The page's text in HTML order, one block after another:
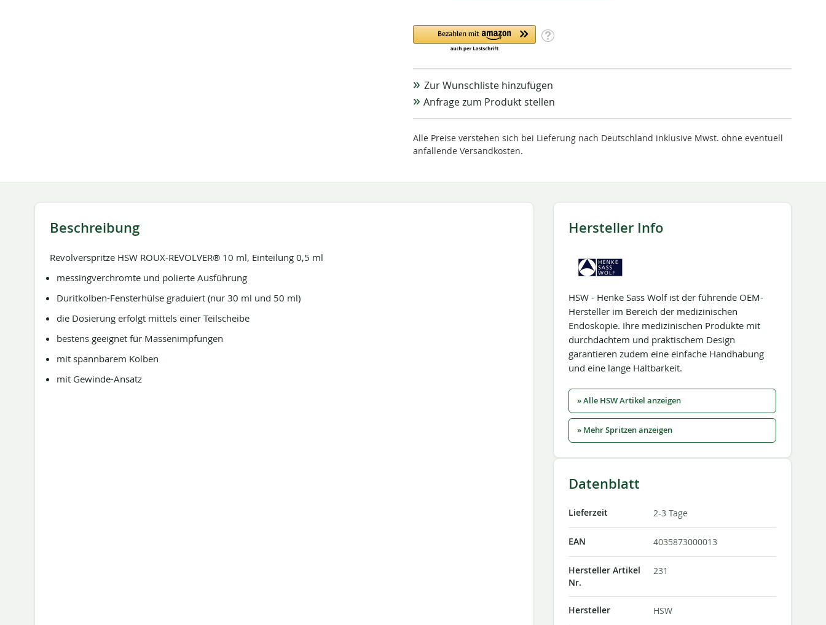
Zur Wunschliste hinzufügen
Anfrage zum Produkt stellen
Alle Preise verstehen sich bei Lieferung nach Deutschland inklusive Mwst. ohne eventuell
anfallende Versandkosten.
Beschreibung
Revolverspritze HSW ROUX-REVOLVER® 10 ml, Einteilung 0,5 ml
messingverchromte und polierte Ausführung
Duritkolben-Fensterhülse graduiert (nur 30 ml und 50 ml)
die Dosierung erfolgt mittels einer Teilscheibe
bestens geeignet für Massenimpfungen
mit spannbarem Kolben
mit Gewinde-Ansatz
Hersteller Info
HSW - Henke Sass Wolf ist der führende OEM-
Hersteller im Bereich der medizinischen
Endoskopie. Ihre medizinischen Produkte mit
durchdachtem und praktischem Design
garantieren zudem eine einfache Handhabung
und eine lange Haltbarkeit.
» Alle HSW Artikel anzeigen
» Mehr Spritzen anzeigen
Datenblatt
Lieferzeit 2-3 Tage
EAN 4035873000013
Hersteller Artikel
Nr.
231
Hersteller HSW